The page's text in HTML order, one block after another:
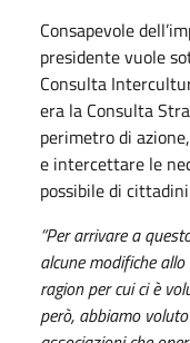
Consapevole
presidente vuole
Consulta
era la Consulta
perimetro di
e intercettare le
possibile di
“Per arrivare a
alcune modifiche
ragion per cui ci è
però, abbiamo